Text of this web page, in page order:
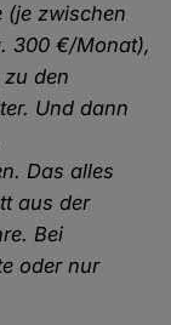
(je zwischen
300 €/Monat),
den
Und dann
Das alles
aus der
Bei
oder nur